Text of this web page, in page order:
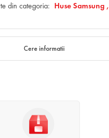
din categoria: Huse Samsung ,
Cere informatii